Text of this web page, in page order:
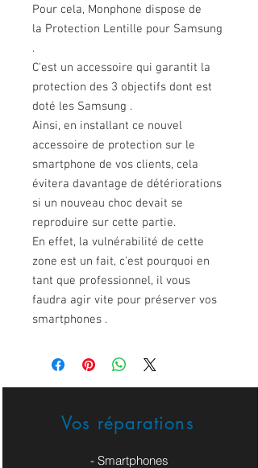
Pour cela, Monphone dispose de
la Protection Lentille pour Samsung
.
C'est un accessoire qui garantit la
protection des 3 objectifs dont est
doté les Samsung .
Ainsi, en installant ce nouvel
accessoire de protection sur le
smartphone de vos clients, cela
évitera davantage de détériorations
si un nouveau choc devait se
reproduire sur cette partie.
En effet, la vulnérabilité de cette
zone est un fait, c'est pourquoi en
tant que professionnel, il vous
faudra agir vite pour préserver vos
smartphones .
Vos réparations
- Smartphones